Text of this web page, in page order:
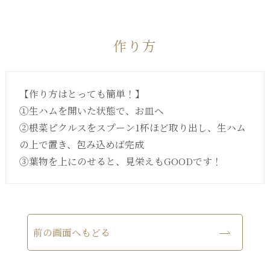
作り方
【作り方はとっても簡単！】
①生ハムを開いた状態で、お皿へ
②根菜ピクルスをスプーン1杯ほど取り出し、生ハム
の上で置き、包み込めば完成
③葉物を上にのせると、見栄えもGOODです！
前の画面へもどる